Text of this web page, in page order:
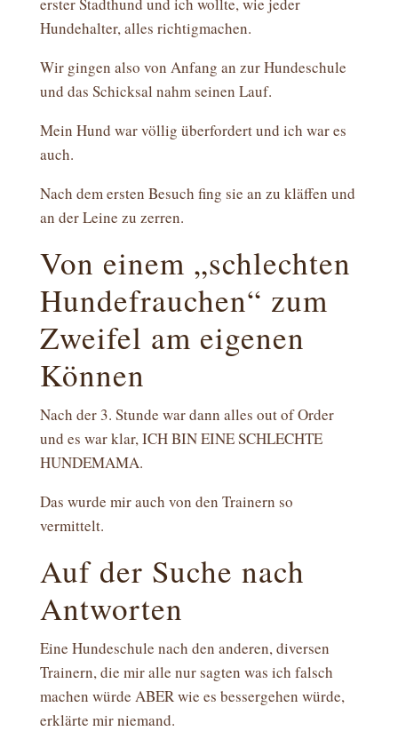
Hundehalter, alles richtigmachen.
Wir gingen also von Anfang an zur Hundeschule
und das Schicksal nahm seinen Lauf.
Mein Hund war völlig überfordert und ich war es
auch.
Nach dem ersten Besuch fing sie an zu kläffen und
an der Leine zu zerren.
Von einem „schlechten
Hundefrauchen“ zum
Zweifel am eigenen
Können
Nach der 3. Stunde war dann alles out of Order
und es war klar, ICH BIN EINE SCHLECHTE
HUNDEMAMA.
Das wurde mir auch von den Trainern so
vermittelt.
Auf der Suche nach
Antworten
Eine Hundeschule nach den anderen, diversen
Trainern, die mir alle nur sagten was ich falsch
machen würde ABER wie es bessergehen würde,
erklärte mir niemand.